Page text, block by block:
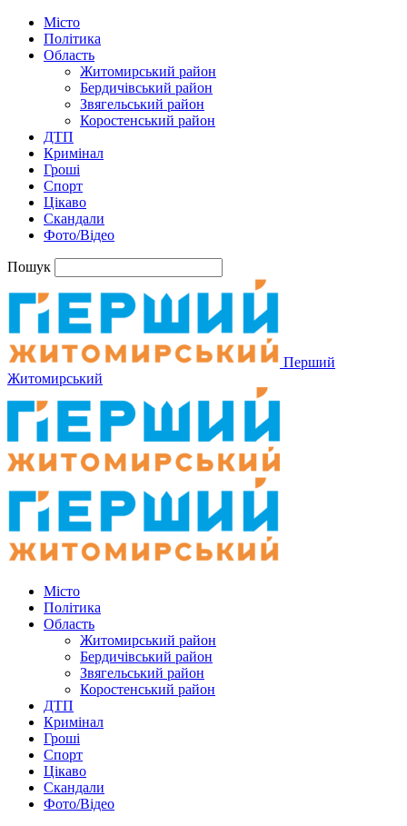
Місто
Політика
Область
Житомирський район
Бердичівський район
Звягельський район
Коростенський район
ДТП
Кримінал
Гроші
Спорт
Цікаво
Скандали
Фото/Відео
Пошук
Перший
Житомирський
Місто
Політика
Область
Житомирський район
Бердичівський район
Звягельський район
Коростенський район
ДТП
Кримінал
Гроші
Спорт
Цікаво
Скандали
Фото/Відео